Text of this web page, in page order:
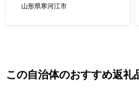
16
山形県寒河江市
この自治体のおすすめ返礼